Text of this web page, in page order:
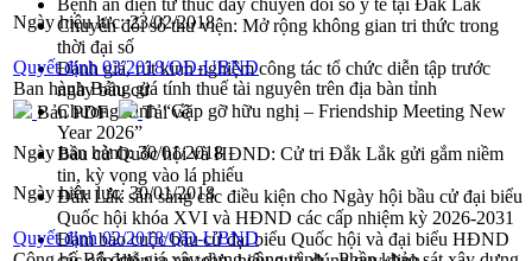
Bệnh án điện tử thúc đẩy chuyển đổi số y tế tại Đắk Lắk
Chuyển đổi số thư viện: Mở rộng không gian tri thức trong
thời đại số
Đánh giá, rút kinh nghiệm công tác tổ chức diễn tập trước
ngày bầu cử
Chương trình “Gặp gỡ hữu nghị – Friendship Meeting New
Year 2026”
Bầu cử Quốc hội và HĐND: Cử tri Đắk Lắk gửi gắm niềm
tin, kỳ vọng vào lá phiếu
Đắk Lắk sẵn sàng các điều kiện cho Ngày hội bầu cử đại biểu
Quốc hội khóa XVI và HĐND các cấp nhiệm kỳ 2026-2031
Đảm bảo cuộc bầu cử đại biểu Quốc hội và đại biểu HĐND
Ngày hiệu lực:23/02/2018
Quyết định 03/2018/QĐ-UBND
Ban hành Bảng giá tính thuế tài nguyên trên địa bàn tỉnh
Bản PDF
Tải về
Ngày ban hành:30/01/2018
Ngày hiệu lực: 30/01/2018
Quyết định 02/2018/QĐ-UBND